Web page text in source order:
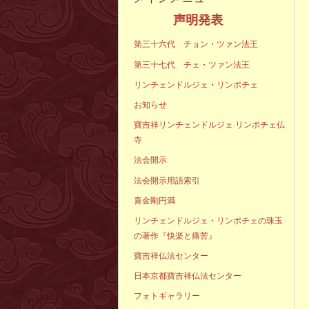
声明発表
第三十六代 チョン・ツァン法王
第三十七代 チェ・ツァン法王
リンチェンドルジェ・リンポチェ
お知らせ
寶吉祥リンチェンドルジェ·リンポチェ仏
寺
法会開示
法会開示用語索引
喜金剛円満
リンチェンドルジェ・リンポチェの珠玉
の著作『快楽と痛苦』
寶吉祥仏法センター
日本京都寶吉祥仏法センター
フォトギャラリー